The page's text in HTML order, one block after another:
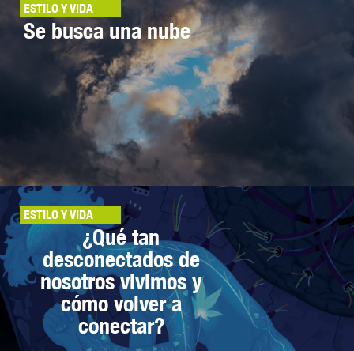
ESTILO Y VIDA
Se busca una nube
ESTILO Y VIDA
¿Qué tan
desconectados de
nosotros vivimos y
cómo volver a
conectar?